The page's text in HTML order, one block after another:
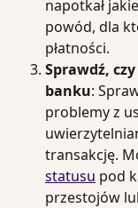
napotkał
powód, dla
płatności.
Sprawdź,
banku:
problemy z
transakcję.
statusu pod
przestojów